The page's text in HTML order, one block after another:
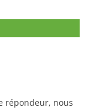
répondeur, nous